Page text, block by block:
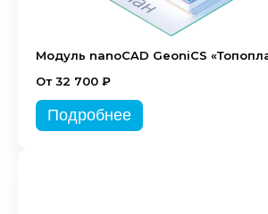
Модуль nanoCAD GeoniCS
От 32 700 ₽
Подробнее